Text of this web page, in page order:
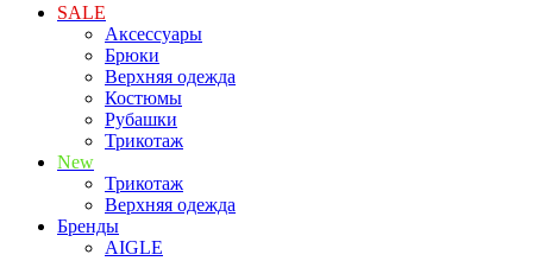
SALE
Аксессуары
Брюки
Верхняя одежда
Костюмы
Рубашки
Трикотаж
New
Трикотаж
Верхняя одежда
Бренды
AIGLE